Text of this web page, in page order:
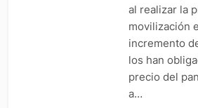
al realizar la
movilización
incremento
los han
precio del
a…